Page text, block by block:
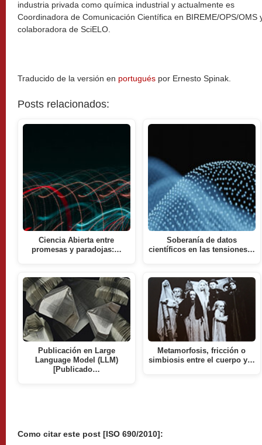
industria privada como química industrial y actualmente es
Coordinadora de Comunicación Científica en BIREME/OPS/OMS
colaboradora de SciELO.
Traducido de la versión en portugués por Ernesto Spinak.
Posts relacionados:
Ciencia Abierta entre
promesas y paradojas:…
Publicación en Large
Language Model (LLM)
[Publicado…
Soberanía de datos
científicos en las tensiones…
Metamorfosis, fricción o
simbiosis entre el cuerpo y…
Como citar este post [ISO 690/2010]: